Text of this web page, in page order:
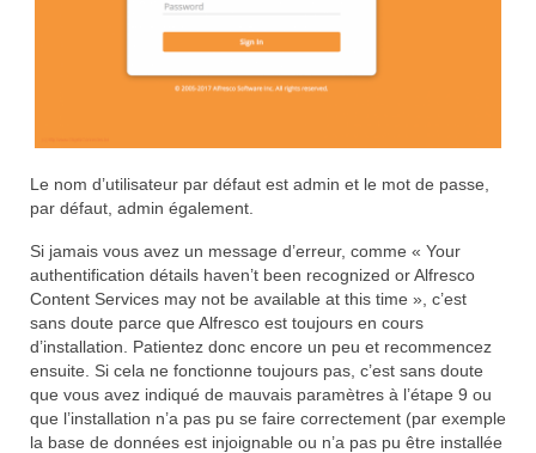
Le nom d’utilisateur par défaut est admin et le mot de passe,
par défaut, admin également.
Si jamais vous avez un message d’erreur, comme « Your
authentification détails haven’t been recognized or Alfresco
Content Services may not be available at this time », c’est
sans doute parce que Alfresco est toujours en cours
d’installation. Patientez donc encore un peu et recommencez
ensuite. Si cela ne fonctionne toujours pas, c’est sans doute
que vous avez indiqué de mauvais paramètres à l’étape 9 ou
que l’installation n’a pas pu se faire correctement (par exemple
la base de données est injoignable ou n’a pas pu être installée